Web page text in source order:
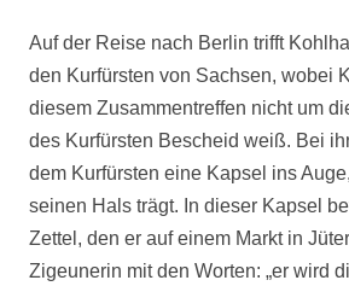
Auf der Reise nach Berlin trifft
den Kurfürsten von Sachsen, wobei
diesem Zusammentreffen nicht um
des Kurfürsten Bescheid weiß. Bei
dem Kurfürsten eine Kapsel ins
seinen Hals trägt. In dieser Kapsel
Zettel, den er auf einem Markt in
Zigeunerin mit den Worten: „er wird